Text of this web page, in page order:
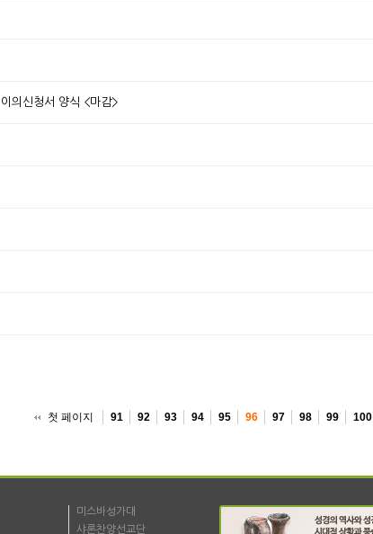
의신청서 양식 <마감>
첫 페이지 91 92 93 94 95 96 97 98 99 100
미스바성가대
샤론찬양선교단